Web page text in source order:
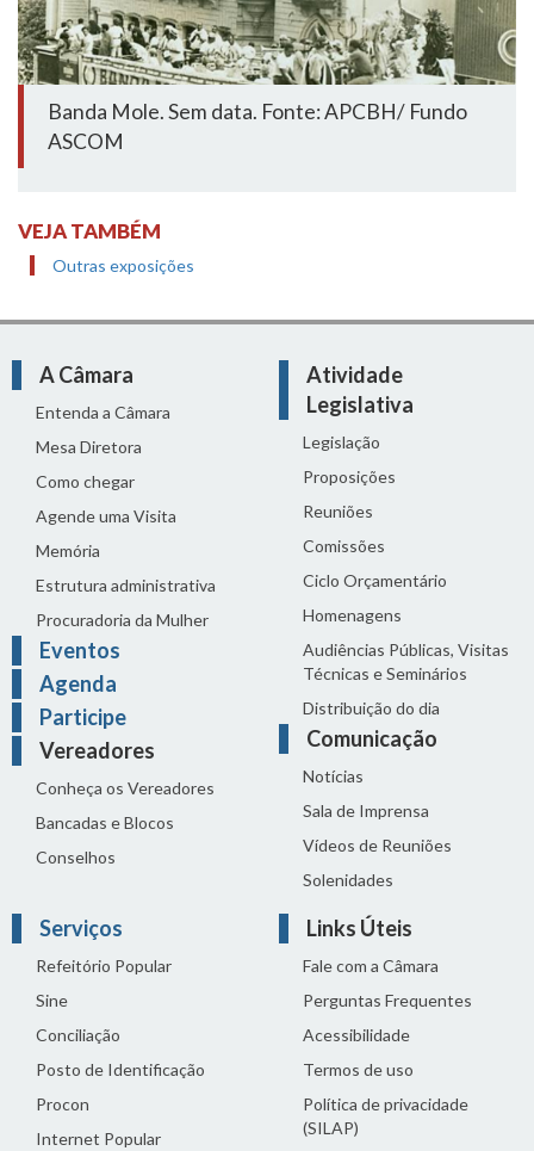
Banda Mole. Sem data. Fonte: APCBH/ Fundo
ASCOM
VEJA TAMBÉM
Outras exposições
A Câmara
Entenda a Câmara
Mesa Diretora
Como chegar
Agende uma Visita
Memória
Estrutura administrativa
Procuradoria da Mulher
Eventos
Agenda
Participe
Vereadores
Conheça os Vereadores
Bancadas e Blocos
Conselhos
Atividade
Legislativa
Legislação
Proposições
Reuniões
Comissões
Ciclo Orçamentário
Homenagens
Audiências Públicas, Visitas
Técnicas e Seminários
Distribuição do dia
Comunicação
Notícias
Sala de Imprensa
Vídeos de Reuniões
Solenidades
Serviços
Refeitório Popular
Sine
Conciliação
Posto de Identificação
Procon
Internet Popular
Links Úteis
Fale com a Câmara
Perguntas Frequentes
Acessibilidade
Termos de uso
Política de privacidade
(SILAP)